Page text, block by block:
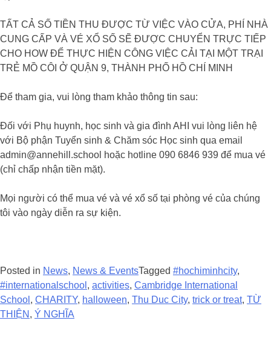
TẤT CẢ SỐ TIỀN THU ĐƯỢC TỪ VIỆC VÀO CỬA, PHÍ NHÀ
CUNG CẤP VÀ VÉ XỔ SỐ SẼ ĐƯỢC CHUYỂN TRỰC TIẾP
CHO HOW ĐỂ THỰC HIỆN CÔNG VIỆC CẢI TẠI MỘT TRẠI
TRẺ MỒ CÔI Ở QUẬN 9, THÀNH PHỐ HỒ CHÍ MINH
Để tham gia, vui lòng tham khảo thông tin sau:
Đối với Phụ huynh, học sinh và gia đình AHI vui lòng liên hệ
với Bộ phận Tuyển sinh & Chăm sóc Học sinh qua email
admin@annehill.school hoặc hotline 090 6846 939 để mua vé
(chỉ chấp nhận tiền mặt).
Mọi người có thể mua vé và vé xổ số tại phòng vé của chúng
tôi vào ngày diễn ra sự kiện.
Posted in News, News & EventsTagged #hochiminhcity,
#internationalschool , activities, Cambridge International
School , CHARITY, halloween, Thu Duc City, trick or treat, TỪ
THIỆN , Ý NGHĨA